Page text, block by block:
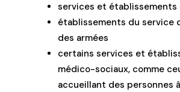
services et établissements
établissements du service
des armées
certains services et
médico-sociaux, comme
accueillant des personnes